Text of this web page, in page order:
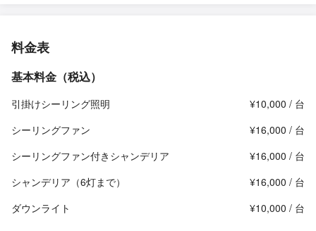
料金表
基本料金（税込）
引掛けシーリング照明
¥10,000 / 台
シーリングファン
¥16,000 / 台
シーリングファン付きシャンデリア
¥16,000 / 台
シャンデリア（6灯まで）
¥16,000 / 台
ダウンライト
¥10,000 / 台